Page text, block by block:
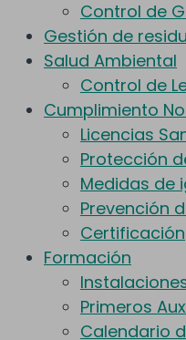
Control de
Gestión de
Salud Ambiental
Control de
Cumplimiento
Licencias
Protección
Medidas de
Prevención
Certificación
Formación
Primeros
Calendario